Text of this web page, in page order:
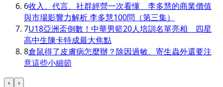
6收入、代言、社群經營一次看懂 李多慧的商業價值
與市場影響力解析 李多慧100問（第三集）
7U18亞洲盃倒數！中華男籃20人培訓名單亮相 四星
高中生陳卡特成最大焦點
8倉鼠得了皮膚病怎麼辦？除因過敏、寄生蟲外還要注
意這些小細節
‹ ›